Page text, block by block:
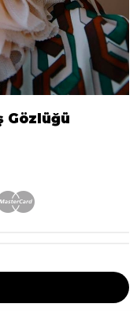
Gözlüğü